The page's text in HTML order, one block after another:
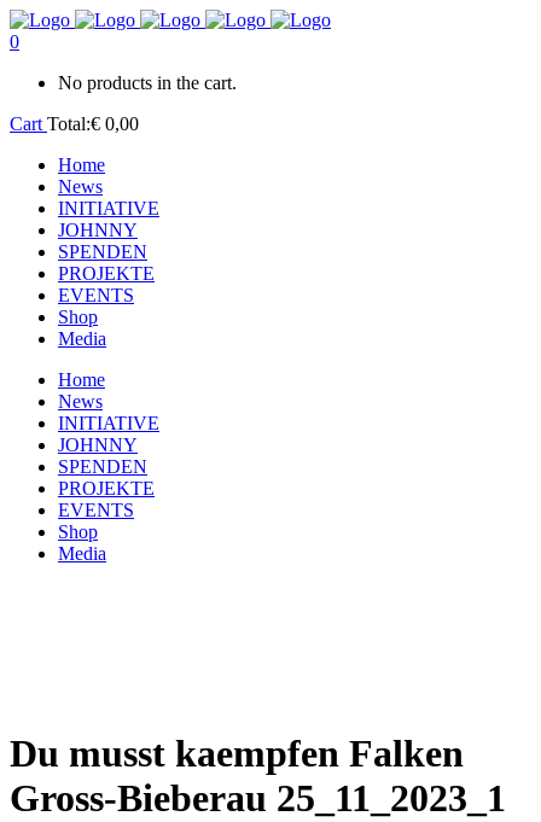
0
No products in the cart.
Cart Total:€ 0,00
Home
News
INITIATIVE
JOHNNY
SPENDEN
PROJEKTE
EVENTS
Shop
Media
Home
News
INITIATIVE
JOHNNY
SPENDEN
PROJEKTE
EVENTS
Shop
Media
Du musst kaempfen Falken
Gross-Bieberau 25_11_2023_1